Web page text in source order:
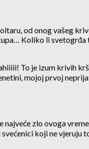
od onog vašeg
Koliko li
To je izum krivih
mojoj prvoj
zlo ovoga
koji ne vjeruju